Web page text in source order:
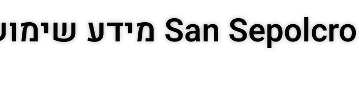
San Sepolcro מידע שימושי